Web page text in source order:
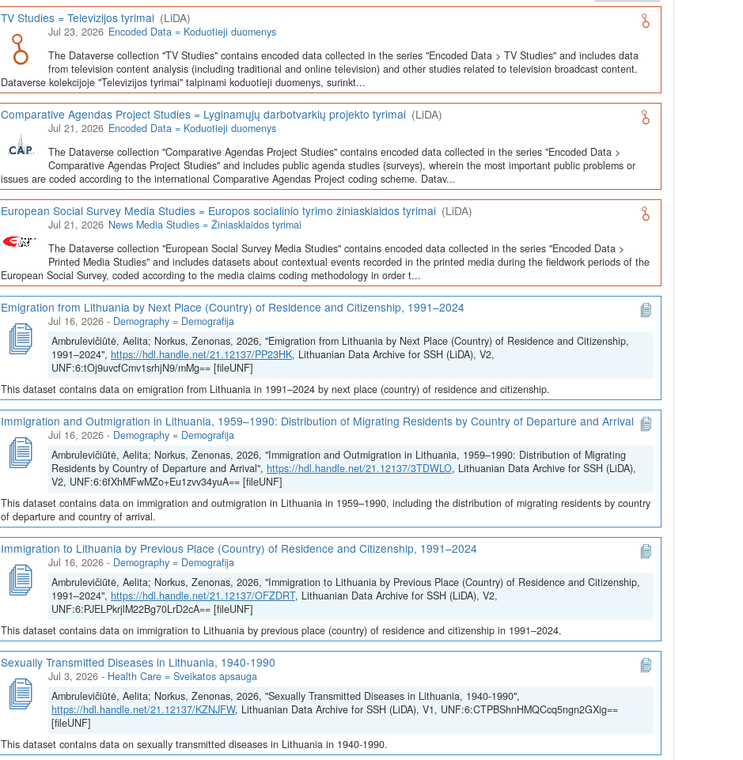
TV Studies = Televizijos tyrimai (LiDA)
Jul 23, 2026 Encoded Data = Koduotieji duomenys
The Dataverse collection "TV Studies" contains encoded data collected in the series "Encoded Data > TV Studies" and includes data
from television content analysis (including traditional and online television) and other studies related to television broadcast content.
Dataverse kolekcijoje "Televizijos tyrimai" talpinami koduotieji duomenys, surinkt...
Comparative Agendas Project Studies = Lyginamųjų darbotvarkių projekto tyrimai (LiDA)
Jul 21, 2026 Encoded Data = Koduotieji duomenys
The Dataverse collection "Comparative Agendas Project Studies" contains encoded data collected in the series "Encoded Data >
Comparative Agendas Project Studies" and includes public agenda studies (surveys), wherein the most important public problems or
issues are coded according to the international Comparative Agendas Project coding scheme. Datav...
European Social Survey Media Studies = Europos socialinio tyrimo žiniasklaidos tyrimai (LiDA)
Jul 21, 2026 News Media Studies = Žiniasklaidos tyrimai
The Dataverse collection "European Social Survey Media Studies" contains encoded data collected in the series "Encoded Data >
Printed Media Studies" and includes datasets about contextual events recorded in the printed media during the fieldwork periods of the
European Social Survey, coded according to the media claims coding methodology in order t...
Emigration from Lithuania by Next Place (Country) of Residence and Citizenship, 1991–2024
Jul 16, 2026 - Demography = Demografija
Ambrulevičiūtė, Aelita; Norkus, Zenonas, 2026, "Emigration from Lithuania by Next Place (Country) of Residence and Citizenship,
1991–2024", https://hdl.handle.net/21.12137/PP23HK, Lithuanian Data Archive for SSH (LiDA), V2,
UNF:6:tOj9uvcfCmv1srhjN9/mMg== [fileUNF]
This dataset contains data on emigration from Lithuania in 1991–2024 by next place (country) of residence and citizenship.
Immigration and Outmigration in Lithuania, 1959–1990: Distribution of Migrating Residents by Country of Departure and Arrival
Jul 16, 2026 - Demography = Demografija
Ambrulevičiūtė, Aelita; Norkus, Zenonas, 2026, "Immigration and Outmigration in Lithuania, 1959–1990: Distribution of Migrating
Residents by Country of Departure and Arrival", https://hdl.handle.net/21.12137/3TDWLO, Lithuanian Data Archive for SSH (LiDA),
V2, UNF:6:6fXhMFwMZo+Eu1zvv34yuA== [fileUNF]
This dataset contains data on immigration and outmigration in Lithuania in 1959–1990, including the distribution of migrating residents by country
of departure and country of arrival.
Immigration to Lithuania by Previous Place (Country) of Residence and Citizenship, 1991–2024
Jul 16, 2026 - Demography = Demografija
Ambrulevičiūtė, Aelita; Norkus, Zenonas, 2026, "Immigration to Lithuania by Previous Place (Country) of Residence and Citizenship,
1991–2024", https://hdl.handle.net/21.12137/OFZDRT, Lithuanian Data Archive for SSH (LiDA), V2,
UNF:6:PJELPkrjlM22Bg70LrD2cA== [fileUNF]
This dataset contains data on immigration to Lithuania by previous place (country) of residence and citizenship in 1991–2024.
Sexually Transmitted Diseases in Lithuania, 1940-1990
Jul 3, 2026 - Health Care = Sveikatos apsauga
Ambrulevičiūtė, Aelita; Norkus, Zenonas, 2026, "Sexually Transmitted Diseases in Lithuania, 1940-1990",
https://hdl.handle.net/21.12137/KZNJFW, Lithuanian Data Archive for SSH (LiDA), V1, UNF:6:CTPBShnHMQCcq5ngn2GXig==
[fileUNF]
This dataset contains data on sexually transmitted diseases in Lithuania in 1940-1990.